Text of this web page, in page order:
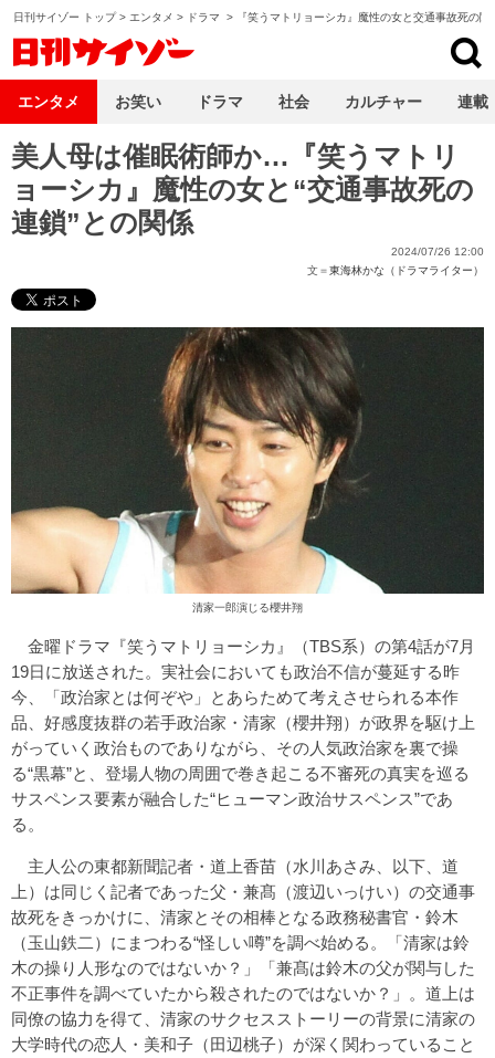
日刊サイゾー トップ> エンタメ > ドラマ > 『笑うマトリョーシカ』魔性の女と交通事故死の関
美人母は催眠術師か…『笑うマトリ
ョーシカ』魔性の女と“交通事故死の
連鎖”との関係
2024/07/26 12:00
文＝東海林かな（ドラマライター）
清家一郎演じる櫻井翔
金曜ドラマ『笑うマトリョーシカ』（TBS系）の第4話が7月
19日に放送された。実社会においても政治不信が蔓延する昨
今、「政治家とは何ぞや」とあらためて考えさせられる本作
品、好感度抜群の若手政治家・清家（櫻井翔）が政界を駆け上
がっていく政治ものでありながら、その人気政治家を裏で操
る“黒幕”と、登場人物の周囲で巻き起こる不審死の真実を巡る
サスペンス要素が融合した“ヒューマン政治サスペンス”であ
る。
主人公の東都新聞記者・道上香苗（水川あさみ、以下、道
上）は同じく記者であった父・兼髙（渡辺いっけい）の交通事
故死をきっかけに、清家とその相棒となる政務秘書官・鈴木
（玉山鉄二）にまつわる“怪しい噂”を調べ始める。「清家は鈴
木の操り人形なのではないか？」「兼髙は鈴木の父が関与した
不正事件を調べていたから殺されたのではないか？」。道上は
同僚の協力を得て、清家のサクセスストーリーの背景に清家の
大学時代の恋人・美和子（田辺桃子）が深く関わっていること
エンタメ お笑い ドラマ 社会 カルチャー 連載